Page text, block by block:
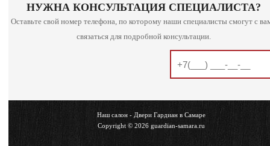
НУЖНА КОНСУЛЬТАЦИЯ СПЕЦИАЛИСТА?
Оставьте свой номер телефона, по которому наши специалисты смогут с
связаться для подробной консультации.
Наш салон - Двери Гардиан в Самаре
Copyright © 2026 guardian-samara.ru